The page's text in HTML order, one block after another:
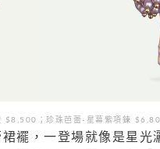
$8,500；珍珠芭蕾-星幕紫項鍊
襬，一登場就像是星光